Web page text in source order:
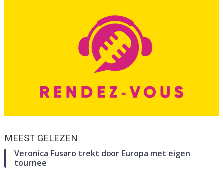
MEEST GELEZEN
Veronica Fusaro trekt door Europa met eigen
tournee